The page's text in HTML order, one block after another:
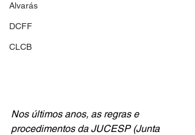
Alvarás
DCFF
CLCB
Nos últimos anos, as regras e
procedimentos da JUCESP (Junta